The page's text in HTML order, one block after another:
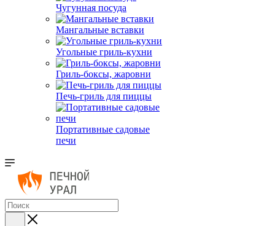
Чугунная посуда
Мангальные вставки
Угольные гриль-кухни
Гриль-боксы, жаровни
Печь-гриль для пиццы
Портативные садовые
печи